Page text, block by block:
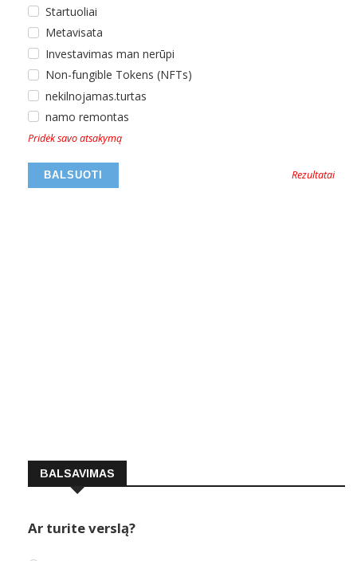
Startuoliai
Metavisata
Investavimas man nerūpi
Non-fungible Tokens (NFTs)
nekilnojamas.turtas
namo remontas
Pridėk savo atsakymą
Rezultatai
BALSAVIMAS
Ar turite verslą?